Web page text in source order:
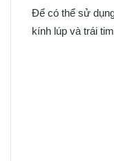
Để có thể sử
kính lúp và trái